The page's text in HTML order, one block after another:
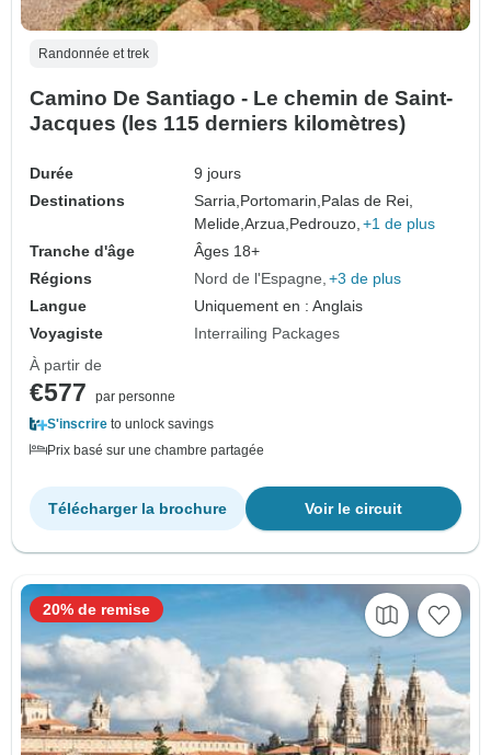
Randonnée et trek
Camino De Santiago - Le chemin de Saint-
Jacques (les 115 derniers kilomètres)
Durée
9 jours
Destinations
Sarria, Portomarin, Palas de Rei,
Melide,Arzua, Pedrouzo, +1 de plus
Tranche d'âge
Âges 18+
Régions
Nord de l'Espagne +3 de plus
Langue
Uniquement en : Anglais
Voyagiste
Interrailing Packages
À partir de
€577
par personne
S'inscrire to unlock savings
Prix basé sur une chambre partagée
Voir le circuit
Télécharger la brochure
20% de remise